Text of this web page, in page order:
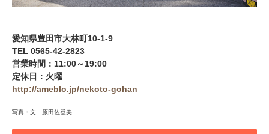
愛知県豊田市大林町10-1-9
TEL 0565-42-2823
営業時間：11:00～19:00
定休日：火曜
http://ameblo.jp/nekoto-gohan
写真・文 原田佐登美